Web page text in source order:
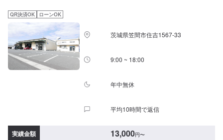
QR決済OK ローンOK
茨城県笠間市住吉1567-33
9:00 ~ 18:00
年中無休
平均10時間で返信
実績金額 13,000円〜